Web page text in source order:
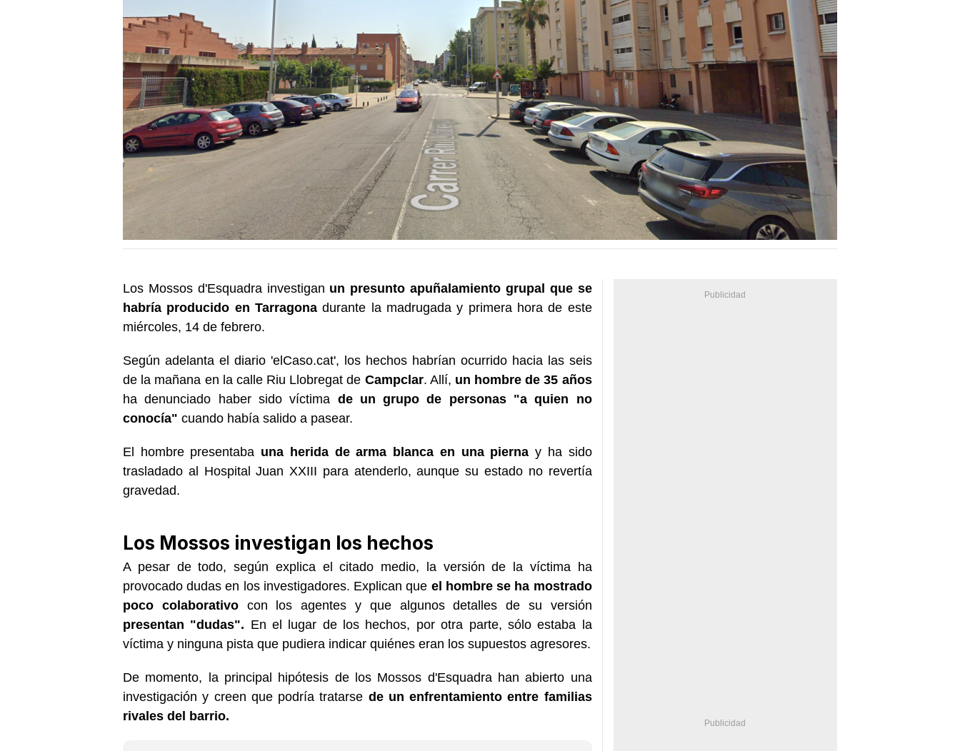
Los Mossos d'Esquadra investigan un presunto apuñalamiento grupal que se
habría producido en Tarragona durante la madrugada y primera hora de este
miércoles, 14 de febrero.
Según adelanta el diario 'elCaso.cat', los hechos habrían ocurrido hacia las seis
de la mañana en la calle Riu Llobregat de Campclar. Allí, un hombre de 35 años
ha denunciado haber sido víctima de un grupo de personas "a quien no
conocía" cuando había salido a pasear.
El hombre presentaba una herida de arma blanca en una pierna y ha sido
trasladado al Hospital Juan XXIII para atenderlo, aunque su estado no revertía
gravedad.
Los Mossos investigan los hechos
A pesar de todo, según explica el citado medio, la versión de la víctima ha
provocado dudas en los investigadores. Explican que el hombre se ha mostrado
poco colaborativocon los agentes y que algunos detalles de su versión
presentan "dudas". En el lugar de los hechos, por otra parte, sólo estaba la
víctima y ninguna pista que pudiera indicar quiénes eran los supuestos agresores.
De momento, la principal hipótesis de los Mossos d'Esquadra han abierto una
investigación y creen que podría tratarse de un enfrentamiento entre familias
rivales del barrio.